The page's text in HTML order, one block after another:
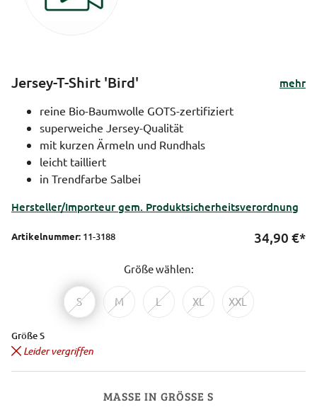
Jersey-T-Shirt 'Bird'
mehr
reine Bio-Baumwolle GOTS-zertifiziert
superweiche Jersey-Qualität
mit kurzen Ärmeln und Rundhals
leicht tailliert
in Trendfarbe Salbei
Hersteller/Importeur gem. Produktsicherheitsverordnung
Artikelnummer: 11-3188 34,90 €*
Größe wählen:
S M L XL XXL
Größe S
Leider vergriffen
MASSE IN GRÖSSE S